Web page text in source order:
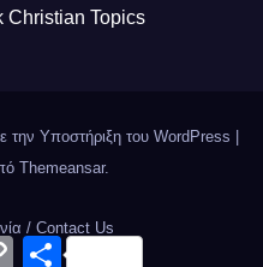
Christian Topics
την Υποστήριξη του WordPress
Themeansar.
/ Contact Us
C
Μ